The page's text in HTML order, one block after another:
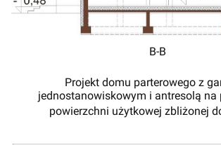
B-B
Projekt domu parterowego z
jednostanowiskowym i antresolą na
powierzchni użytkowej zbliżonej